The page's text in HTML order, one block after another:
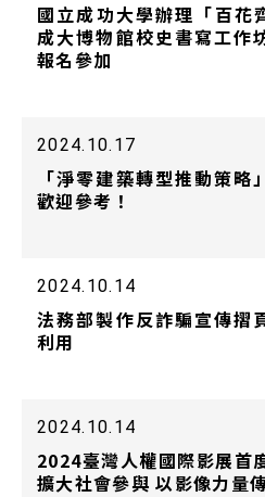
國立成功大學辦理「百
成大博物館校史書寫工作
報名參加
2024.10.17
「淨零建築轉型推動策略
歡迎參考！
2024.10.14
法務部製作反詐騙宣傳摺
利用
2024.10.14
2024臺灣人權國際影展首
擴大社會參與 以影像力量